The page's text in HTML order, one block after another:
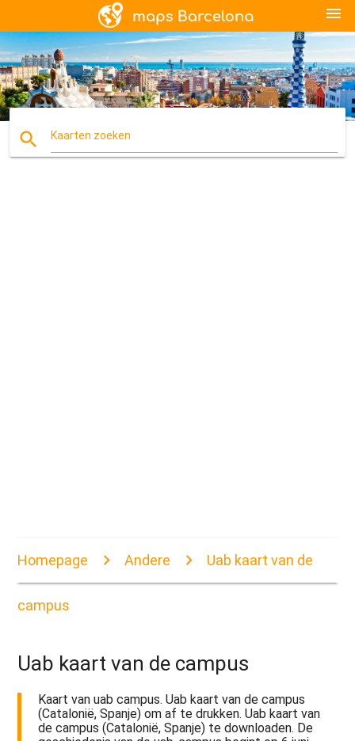
menu
search Kaarten zoeken
Homepage Andere Uab kaart van de
campus
Uab kaart van de campus
Kaart van uab campus. Uab kaart van de campus
(Catalonië, Spanje) om af te drukken. Uab kaart van
de campus (Catalonië, Spanje) te downloaden. De